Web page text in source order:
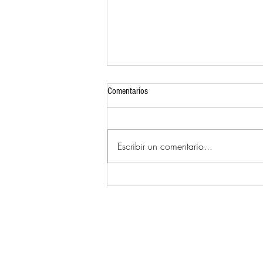
Despierta Mujer
Comentarios
Escribir un comentario...